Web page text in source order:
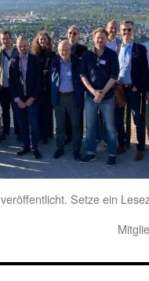
veröffentlicht. Setze ein